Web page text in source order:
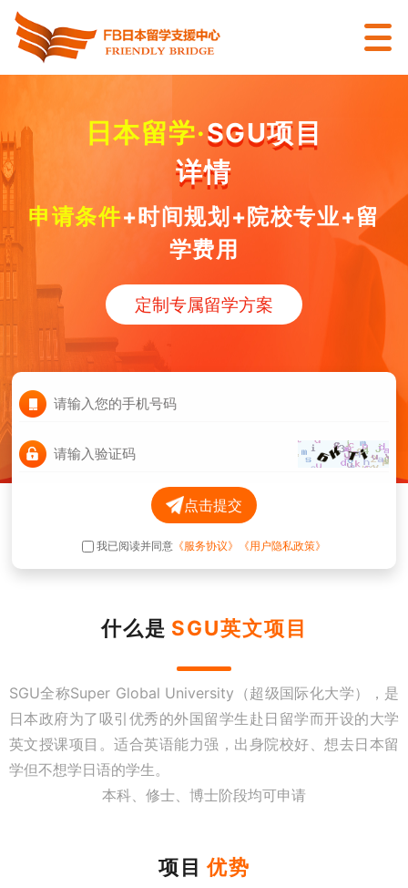
日本留学·SGU项目
详情
申请条件+时间规划+院校专业+留
学费用
定制专属留学方案
点击提交
我已阅读并同意 《服务协议》 《用户隐私政策》
什么是 SGU英文项目
SGU全称Super Global University（超级国际化大学），是
日本政府为了吸引优秀的外国留学生赴日留学而开设的大学
英文授课项目。适合英语能力强，出身院校好、想去日本留
学但不想学日语的学生。
本科、修士、博士阶段均可申请
项目 优势